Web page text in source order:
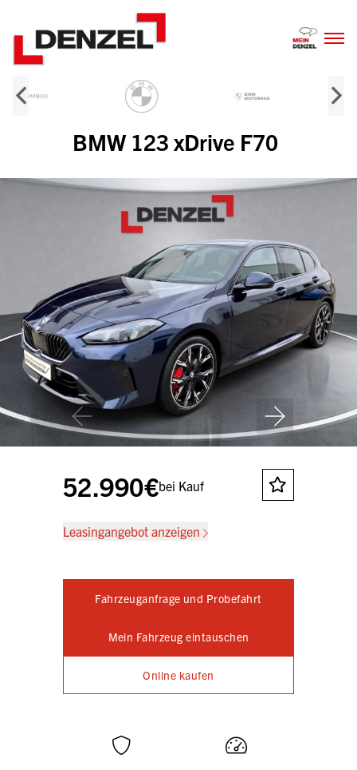
Inhalt
BMW 123 xDrive F70
52.990€bei Kauf
Leasingangebot anzeigen
Fahrzeuganfrage und Probefahrt
Mein Fahrzeug eintauschen
Online kaufen